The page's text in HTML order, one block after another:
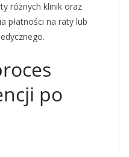
różnych klinik oraz
płatności na raty lub
po